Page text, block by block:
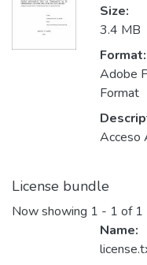
Size:
3.4 MB
Format:
Adobe
Format
Acceso
License bundle
Now showing 1 - 1 of 1
Name: